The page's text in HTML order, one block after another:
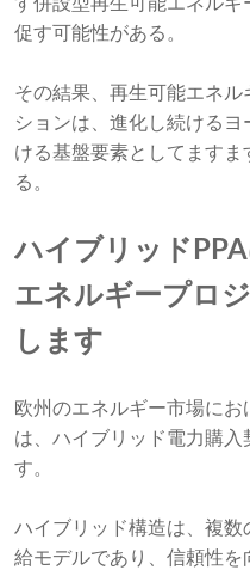
促す可能性がある。
その結果、再生可能エネ
ションは、進化し続ける
ける基盤要素としてます
る。
ハイブリッド
エネルギープロ
します
欧州のエネルギー市場に
は、ハイブリッド電力購
す。
ハイブリッド構造は、複
給モデルであり、信頼性